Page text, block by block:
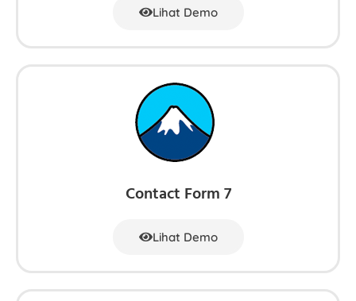
Lihat Demo
Contact Form 7
Lihat Demo